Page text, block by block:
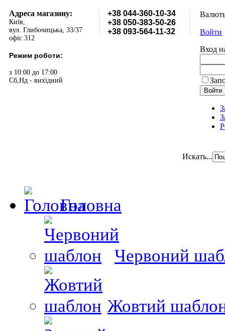
Адреса магазину:
Київ,
вул. Глибочицька, 33/37
офіс 312
Режим роботи:
з 10:00 до 17:00
Сб,Нд - вихідний
+38 044-360-10-34
+38 050-383-50-26
+38 093-564-11-32
Войти
Вход
Искать...
Головна
Червоний
Жовтий